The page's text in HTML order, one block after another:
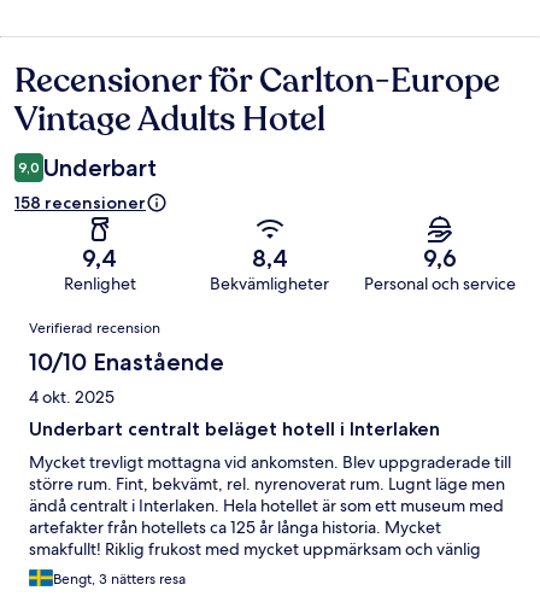
Recensioner
Recensioner för Carlton-Europe
Vintage Adults Hotel
9,0 Underbart
158 recensioner
9,4
Renlighet
8,4
Bekvämligheter
9,6
Personal och service
Recensioner
Verifierad recension
10/10 Enastående
4 okt. 2025
Underbart centralt beläget hotell i Interlaken
Mycket trevligt mottagna vid ankomsten. Blev uppgraderade till
större rum. Fint, bekvämt, rel. nyrenoverat rum. Lugnt läge men
ändå centralt i Interlaken. Hela hotellet är som ett museum med
artefakter från hotellets ca 125 år långa historia. Mycket
smakfullt! Riklig frukost med mycket uppmärksam och vänlig
personal. Vacker trädgård och utsikt över snöklädda toppar.
Parkering precis utanför hotellet.
Bengt, 3 nätters resa